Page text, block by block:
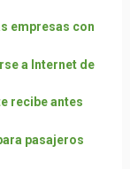
empresas con
a Internet de
recibe antes
pasajeros